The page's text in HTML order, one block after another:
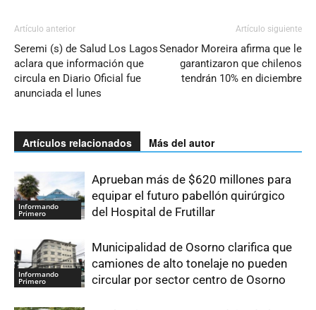
Artículo anterior
Seremi (s) de Salud Los Lagos
aclara que información que
circula en Diario Oficial fue
anunciada el lunes
Artículo siguiente
Senador Moreira afirma que le
garantizaron que chilenos
tendrán 10% en diciembre
Artículos relacionados Más del autor
Informando
Primero
Aprueban más de $620 millones para
equipar el futuro pabellón quirúrgico
del Hospital de Frutillar
Informando
Primero
Municipalidad de Osorno clarifica que
camiones de alto tonelaje no pueden
circular por sector centro de Osorno